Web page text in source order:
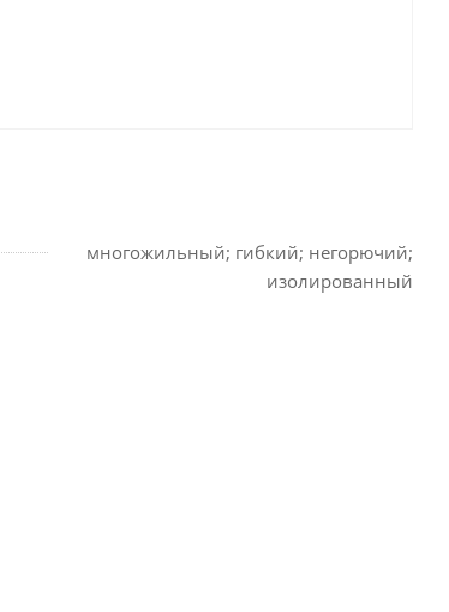
многожильный; гибкий; негорючий;
изолированный